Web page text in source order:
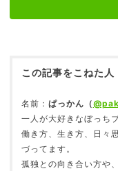
昼とか
【総数
この記事をこねた人
名前： ぱっかん（
一人が大好きなぼっち
働き方、生き方、日々
づってます。
孤独との向き合い方や